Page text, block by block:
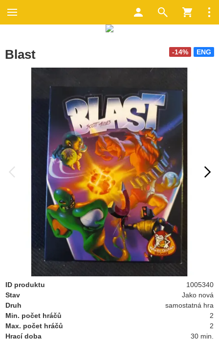
ENG
-14%
Blast
ID produktu
1005340
Stav
Jako nová
Druh
samostatná hra
Min. počet hráčů
2
Max. počet hráčů
2
Hrací doba
30 min.